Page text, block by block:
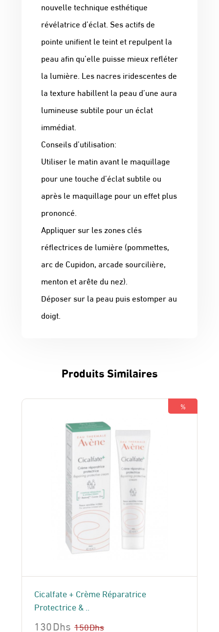
nouvelle technique esthétique
révélatrice d’éclat. Ses actifs de
pointe unifient le teint et repulpent la
peau afin qu’elle puisse mieux refléter
la lumière. Les nacres iridescentes de
la texture habillent la peau d’une aura
lumineuse subtile pour un éclat
immédiat.
Conseils d’utilisation:
Utiliser le matin avant le maquillage
pour une touche d’éclat subtile ou
après le maquillage pour un effet plus
prononcé.
Appliquer sur les zones clés
réflectrices de lumière (pommettes,
arc de Cupidon, arcade sourcilière,
menton et arête du nez).
Déposer sur la peau puis estomper au
doigt.
Produits Similaires
%
Cicalfate + Crème Réparatrice
Protectrice & ..
150Dhs
130Dhs